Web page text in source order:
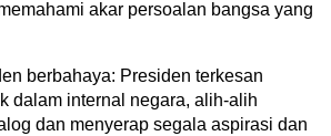
akar persoalan bangsa yang
berbahaya: Presiden terkesan
dalam internal negara, alih-alih
dan menyerap segala aspirasi dan